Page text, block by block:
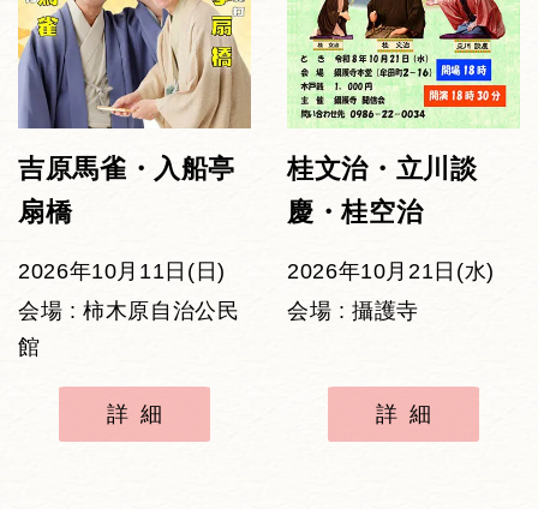
吉原馬雀・入船亭
扇橋
2026年10月11日(日)
会場 : 柿木原自治公民
館
詳細
桂文治・立川談
慶・桂空治
2026年10月21日(水)
会場 : 攝護寺
詳細